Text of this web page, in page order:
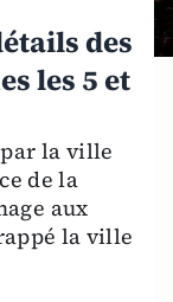
des
les 5 et
la ville
de la
aux
la ville